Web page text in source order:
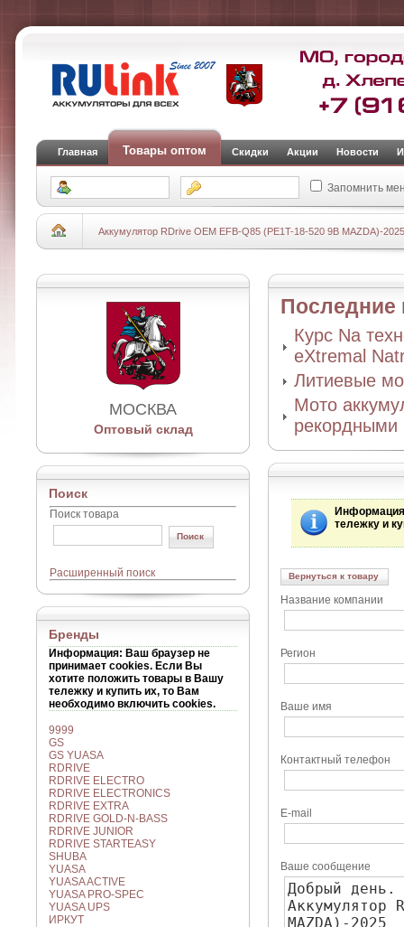
Главная Товары оптом Скидки Акции Новости
Запомнить
Аккумулятор RDrive OEM EFB-Q85 (PE1T-18-520 9B MAZDA)-2025
МОСКВА
Оптовый склад
Поиск
Поиск товара
Расширенный поиск
Бренды
Информация: Ваш браузер не
принимает cookies. Если Вы
хотите положить товары в Вашу
тележку и купить их, то Вам
необходимо включить cookies.
9999
GS
GS YUASA
RDRIVE
RDRIVE ELECTRO
RDRIVE ELECTRONICS
RDRIVE EXTRA
RDRIVE GOLD-N-BASS
RDRIVE JUNIOR
RDRIVE STARTEASY
SHUBA
YUASA
YUASA ACTIVE
YUASA PRO-SPEC
YUASA UPS
ИРКУТ
Последние
Курс Na
eXtremal
Литиевые
Мото
рекордными
Информация
тележку и
Вернуться к товару
Название компании
Регион
Ваше имя
Контактный телефон
E-mail
Ваше сообщение